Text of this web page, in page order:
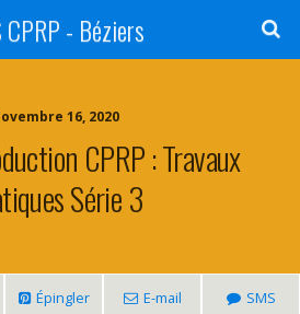
CPRP - Béziers
16, 2020
CPRP : Travaux
Série 3
Épingler E-mail SMS